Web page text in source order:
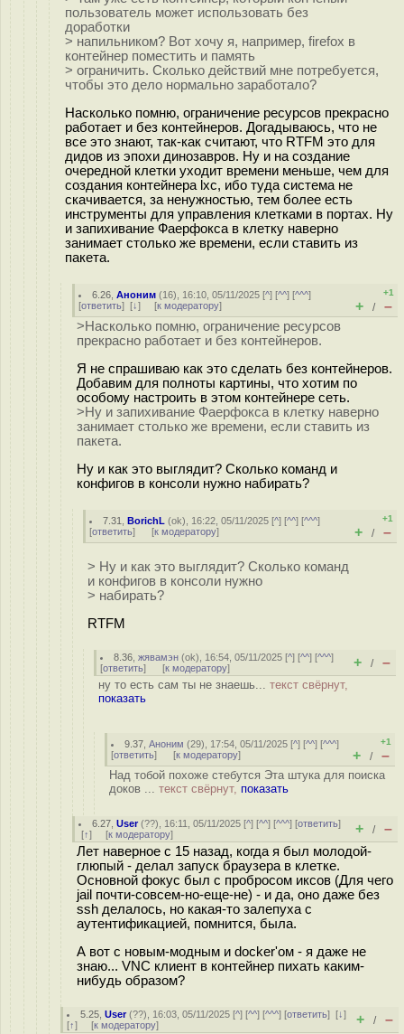
пользователь может использовать без
доработки
> напильником? Вот хочу я, например, firefox в
контейнер поместить и память
> ограничить. Сколько действий мне потребуется,
чтобы это дело нормально заработало?
Насколько помню, ограничение ресурсов прекрасно
работает и без контейнеров. Догадываюсь, что не
все это знают, так-как считают, что RTFM это для
дидов из эпохи динозавров. Ну и на создание
очередной клетки уходит времени меньше, чем для
создания контейнера lxc, ибо туда система не
скачивается, за ненужностью, тем более есть
инструменты для управления клетками в портах. Ну
и запихивание Фаерфокса в клетку наверно
занимает столько же времени, если ставить из
пакета.
6.26 ,Аноним (16), 16:10, 05/11/2025 [^] [^^] [^^^]
[ответить] [↓] [к модератору]
+1
+ / –
>Насколько помню, ограничение ресурсов
прекрасно работает и без контейнеров.
Я не спрашиваю как это сделать без контейнеров.
Добавим для полноты картины, что хотим по
особому настроить в этом контейнере сеть.
>Ну и запихивание Фаерфокса в клетку наверно
занимает столько же времени, если ставить из
пакета.
Ну и как это выглядит? Сколько команд и
конфигов в консоли нужно набирать?
7.31 ,BorichL (ok), 16:22, 05/11/2025 [^] [^^] [^^^]
[ответить] [к модератору]
+1
+ / –
> Ну и как это выглядит? Сколько команд
и конфигов в консоли нужно
> набирать?
RTFM
8.36 ,жявамэн (ok), 16:54, 05/11/2025 [^] [^^] [^^^]
[ответить] [к модератору] + / –
ну то есть сам ты не знаешь... текст свёрнут,
показать
9.37 ,Аноним (29), 17:54, 05/11/2025 [^] [^^] [^^^]
[ответить] [к модератору]
+1
+ / –
Над тобой похоже стебутся Эта штука для поиска
доков ... текст свёрнут, показать
6.27 ,User(??), 16:11, 05/11/2025 [^] [^^] [^^^] [ответить]
[↑] [к модератору] + / –
Лет наверное с 15 назад, когда я был молодой-
глюпый - делал запуск браузера в клетке.
Основной фокус был с пробросом иксов (Для чего
jail почти-совсем-но-еще-не) - и да, оно даже без
ssh делалось, но какая-то залепуха с
аутентификацией, помнится, была.
А вот с новым-модным и docker'ом - я даже не
знаю... VNC клиент в контейнер пихать каким-
нибудь образом?
5.25 ,User(??), 16:03, 05/11/2025 [^] [^^] [^^^] [ответить][↓]
[↑] [к модератору] + / –